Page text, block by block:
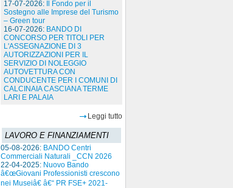
17-07-2026:
Il Fondo per il
Sostegno alle Imprese del Turismo
– Green tour
16-07-2026: BANDO DI
CONCORSO PER TITOLI PER
L'ASSEGNAZIONE DI 3
AUTORIZZAZIONI PER IL
SERVIZIO DI NOLEGGIO
AUTOVETTURA CON
CONDUCENTE PER I COMUNI DI
CALCINAIA CASCIANA TERME
LARI E PALAIA
Leggi tutto
LAVORO E FINANZIAMENTI
05-08-2026: BANDO Centri
Commerciali Naturali _CCN 2026
22-04-2025: Nuovo Bando
â€œGiovani Professionisti crescono
nei Museiâ€ â€“ PR FSE+ 2021-